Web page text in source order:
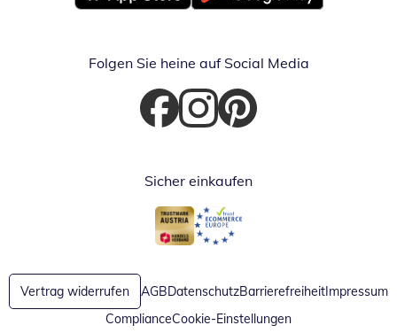
Öffnet in neuem FensterÖffnet in neuem Fenster
Folgen Sie heine auf Social Media
Öffnet in neuem Fenster
Öffnet in neuem Fenster
Öffnet in neuem Fenster
Sicher einkaufen
Öffnet in neuem Fenster
Öffnet in neuem Fenster
Vertrag widerrufen AGBDatenschutzBarrierefreiheitImpressum
ComplianceCookie-Einstellungen